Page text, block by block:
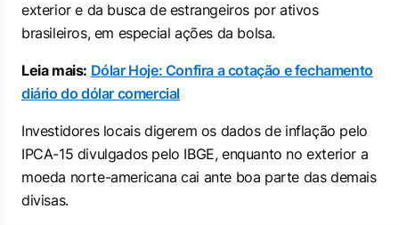
exterior e da busca de estrangeiros por ativos
brasileiros, em especial ações da bolsa.
Leia mais: Dólar Hoje: Confira a cotação e fechamento
diário do dólar comercial
Investidores locais digerem os dados de inflação pelo
IPCA-15 divulgados pelo IBGE, enquanto no exterior a
moeda norte-americana cai ante boa parte das demais
divisas.